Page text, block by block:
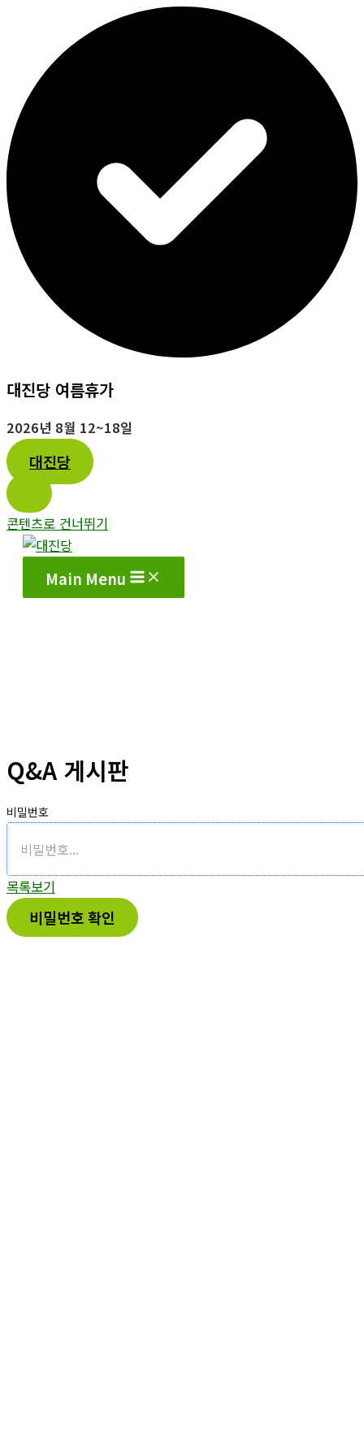
대진당 여름휴가
2026년 8월 12~18일
대진당
콘텐츠로 건너뛰기
Main Menu
Q&A 게시판
비밀번호
목록보기
비밀번호 확인